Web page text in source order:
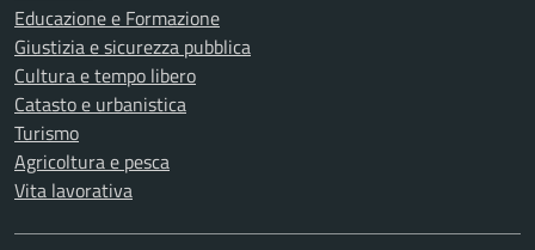
Educazione e Formazione
Giustizia e sicurezza pubblica
Cultura e tempo libero
Catasto e urbanistica
Turismo
Agricoltura e pesca
Vita lavorativa